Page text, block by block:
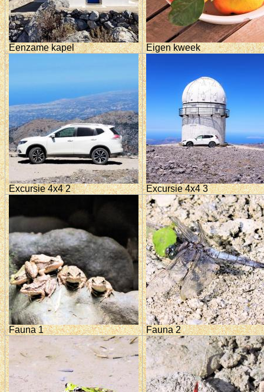
Eenzame kapel Eigen kweek
Excursie 4x4 2 Excursie 4x4 3
Fauna 1 Fauna 2